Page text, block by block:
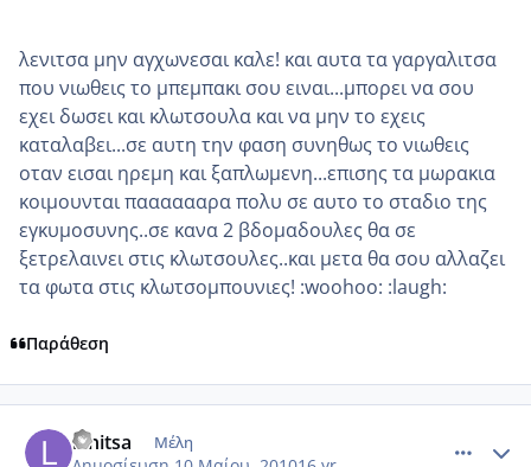
λενιτσα μην αγχωνεσαι καλε! και αυτα τα γαργαλιτσα
που νιωθεις το μπεμπακι σου ειναι...μπορει να σου
εχει δωσει και κλωτσουλα και να μην το εχεις
καταλαβει...σε αυτη την φαση συνηθως το νιωθεις
οταν εισαι ηρεμη και ξαπλωμενη...επισης τα μωρακια
κοιμουνται πααααααρα πολυ σε αυτο το σταδιο της
εγκυμοσυνης..σε κανα 2 βδομαδουλες θα σε
ξετρελαινει στις κλωτσουλες..και μετα θα σου αλλαζει
τα φωτα στις κλωτσομπουνιες! :woohoo: :laugh:
Παράθεση
lenitsa Μέλη